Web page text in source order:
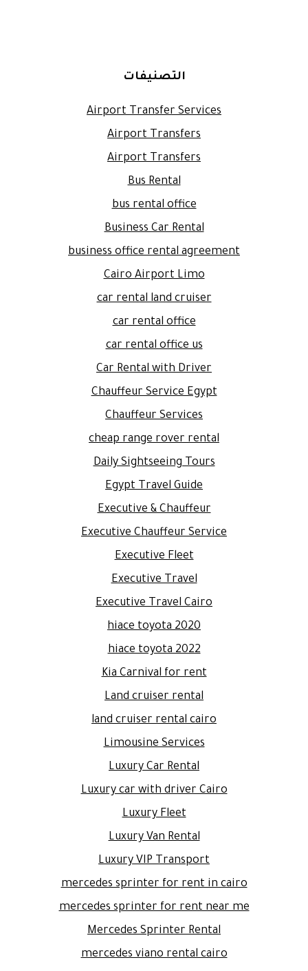
التصنيفات
Airport Transfer Services
Airport Transfers
Airport Transfers
Bus Rental
bus rental office
Business Car Rental
business office rental agreement
Cairo Airport Limo
car rental land cruiser
car rental office
car rental office us
Car Rental with Driver
Chauffeur Service Egypt
Chauffeur Services
cheap range rover rental
Daily Sightseeing Tours
Egypt Travel Guide
Executive & Chauffeur
Executive Chauffeur Service
Executive Fleet
Executive Travel
Executive Travel Cairo
hiace toyota 2020
hiace toyota 2022
Kia Carnival for rent
Land cruiser rental
land cruiser rental cairo
Limousine Services
Luxury Car Rental
Luxury car with driver Cairo
Luxury Fleet
Luxury Van Rental
Luxury VIP Transport
mercedes sprinter for rent in cairo
mercedes sprinter for rent near me
Mercedes Sprinter Rental
mercedes viano rental cairo